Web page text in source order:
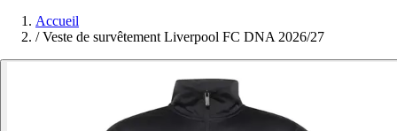
Accueil
/ Veste de survêtement Liverpool FC DNA 2026/27